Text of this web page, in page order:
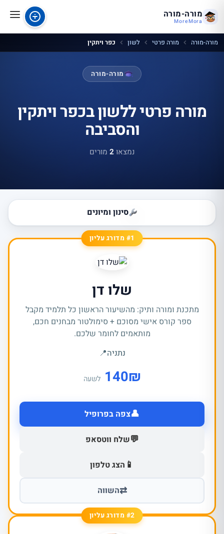
מורה-מורה
MoreMora
מורה-מורה מורה פרטי לשון כפר ויתקין
מורה-מורה
מורה פרטי ללשון בכפר ויתקין
והסביבה
נמצאו2 מורים
סינון ומיונים
#1 מדורג עליון
שלו דן
מתכנת ומורה ותיק: מהשיעור הראשון כל תלמיד מקבל
ספר קורס אישי מסוכם + סימולטור מבחנים חכם,
מותאמים לחומר שלכם.
נתניה📍
₪
140 לשעה
👤צפה בפרופיל
💬שלח ווטסאפ
📱 הצג טלפון
⇄השווה
#2 מדורג עליון